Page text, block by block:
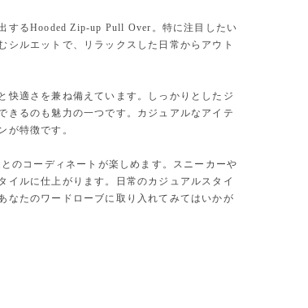
するHooded Zip-up Pull Over。特に注目したい
ルエットで、リラックスした日常からアウト
快適さを兼ね備えています。しっかりとしたジ
きるのも魅力の一つです。カジュアルなアイテ
が特徴です。
のコーディネートが楽しめます。スニーカーや
イルに仕上がります。日常のカジュアルスタイ
なたのワードローブに取り入れてみてはいかが